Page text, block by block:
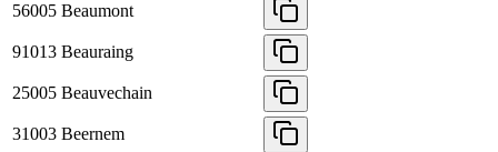
56005 Beaumont
91013 Beauraing
25005 Beauvechain
31003 Beernem